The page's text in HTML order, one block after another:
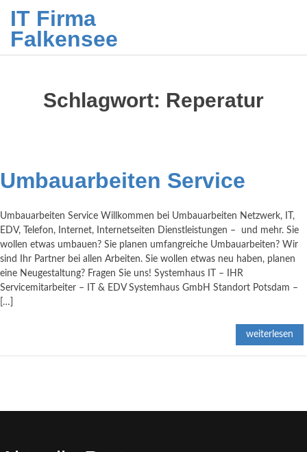
IT Firma
Falkensee
Schlagwort: Reperatur
Umbauarbeiten Service
Umbauarbeiten Service Willkommen bei Umbauarbeiten Netzwerk, IT,
EDV, Telefon, Internet, Internetseiten Dienstleistungen – und mehr. Sie
wollen etwas umbauen? Sie planen umfangreiche Umbauarbeiten? Wir
sind Ihr Partner bei allen Arbeiten. Sie wollen etwas neu haben, planen
eine Neugestaltung? Fragen Sie uns! Systemhaus IT – IHR
Servicemitarbeiter – IT & EDV Systemhaus GmbH Standort Potsdam –
[…]
weiterlesen